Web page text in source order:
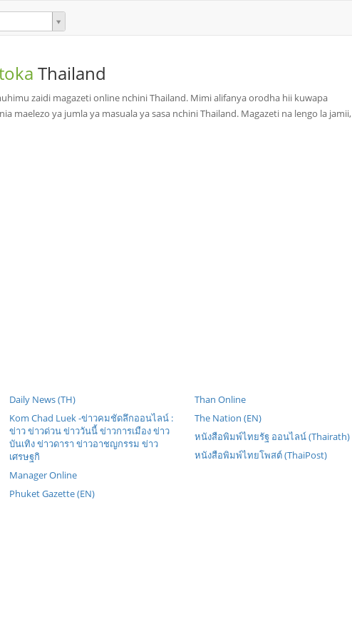
Thailand
zaidi magazeti online nchini Thailand. Mimi alifanya orodha hii kuwapa
maelezo ya jumla ya masuala ya sasa nchini Thailand. Magazeti na lengo la jamii,
Daily News (TH)
Kom Chad Luek -ข่าวคมชัดลึกออนไลน์ :
ข่าว ข่าวด่วน ข่าววันนี้ ข่าวการเมือง ข่าว
บันเทิง ข่าวดารา ข่าวอาชญกรรม ข่าว
เศรษฐกิ
Manager Online
Phuket Gazette (EN)
Than Online
The Nation (EN)
หนังสือพิมพ์ไทยรัฐ ออนไลน์ (Thairath)
หนังสือพิมพ์ไทยโพสต์ (ThaiPost)